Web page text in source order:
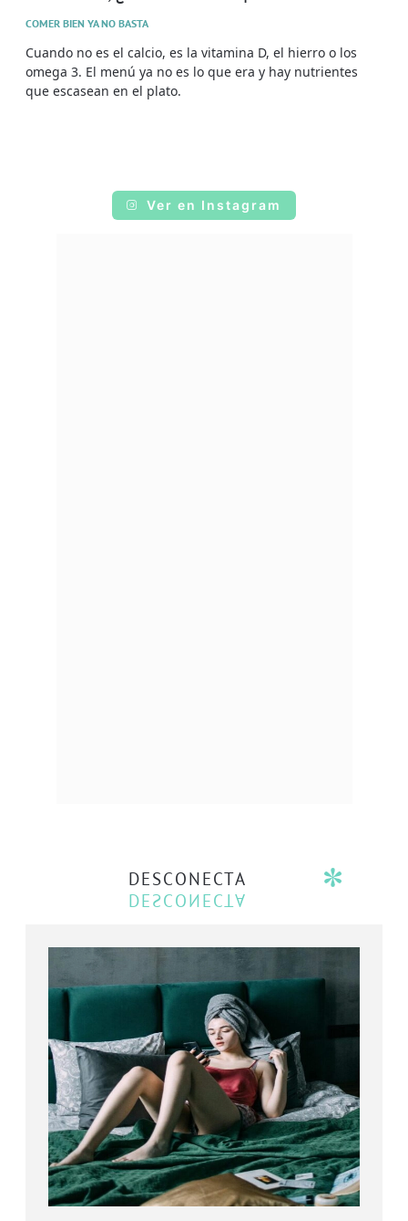
COMER BIEN YA NO BASTA
Cuando no es el calcio, es la vitamina D, el hierro o los
omega 3. El menú ya no es lo que era y hay nutrientes
que escasean en el plato.
Ver en Instagram
DESCONECTA